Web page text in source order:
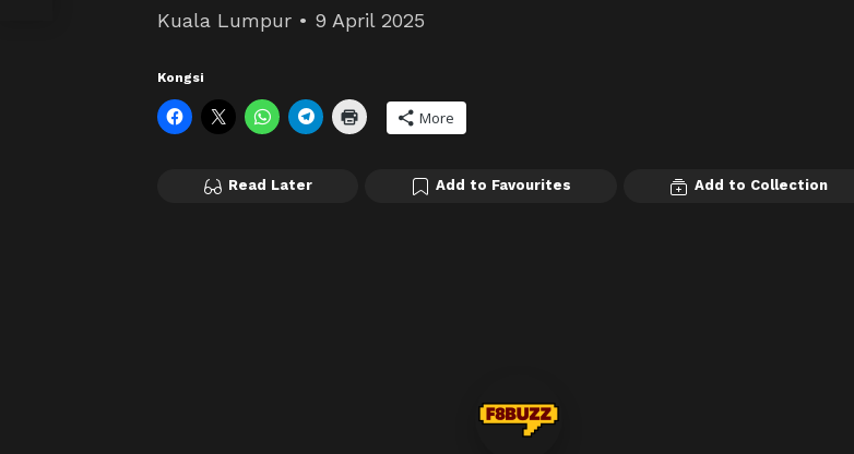
Kuala Lumpur • 9 April 2025
Kongsi
More
Read Later Add to Favourites Add to Collection